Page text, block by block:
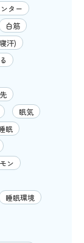
ター
白筋
汗)
眠気
眠
ン
睡眠環境